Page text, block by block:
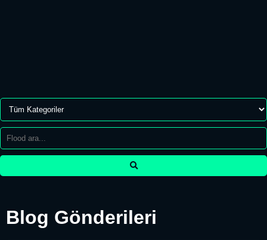
Blog Gönderileri